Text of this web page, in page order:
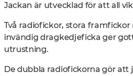
Jackan är utvecklad för att all
Två radiofickor, stora framfickor
invändig dragkedjeficka ger
utrustning.
De dubbla radiofickorna gör att